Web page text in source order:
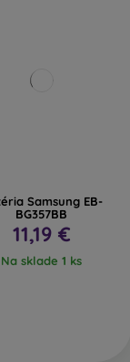
Samsung EB-
BG357BB
11,19 €
Na sklade 1 ks